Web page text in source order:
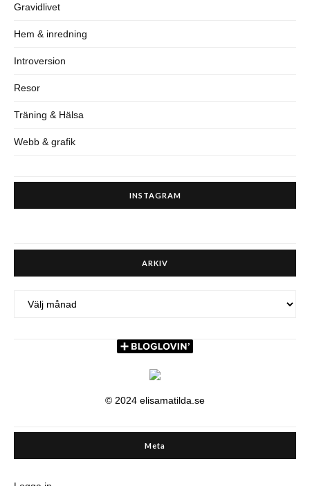
Gravidlivet
Hem & inredning
Introversion
Resor
Träning & Hälsa
Webb & grafik
INSTAGRAM
ARKIV
© 2024 elisamatilda.se
Meta